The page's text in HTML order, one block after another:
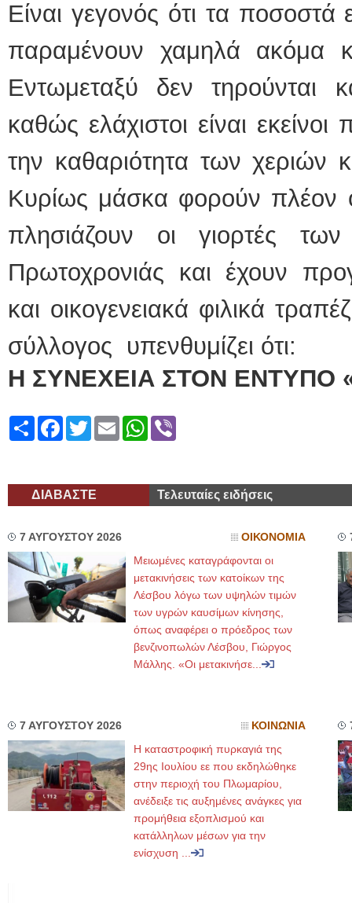
Είναι γεγονός ότι τα
παραμένουν χαμηλά ακόμα
Εντωμεταξύ δεν τηρούνται
καθώς ελάχιστοι είναι
την καθαριότητα των χεριών
Κυρίως μάσκα φορούν
πλησιάζουν οι γιορτές
Πρωτοχρονιάς και έχουν
και οικογενειακά φιλικά
σύλλογος υπενθυμίζει ότι:
Η ΣΥΝΕΧΕΙΑ ΣΤΟΝ ΕΝΤΥΠΟ
ShareFacebook
TwitterEmailWhatsApp
ΔΙΑΒΑΣΤΕ Τελευταίες ειδήσεις
7 ΑΥΓΟΥΣΤΟΥ 2026 ΟΙΚΟΝΟΜΙΑ
Μειωμένες καταγράφονται οι
μετακινήσεις των κατοίκων της
Λέσβου λόγω των υψηλών τιμών
των υγρών καυσίμων κίνησης,
όπως αναφέρει ο πρόεδρος των
βενζινοπωλών Λέσβου, Γιώργος
Μάλλης. «Οι μετακινήσε...
7 ΑΥΓΟΥΣΤΟΥ 2026 ΚΟΙΝΩΝΙΑ
Η καταστροφική πυρκαγιά της
29ης Ιουλίου εε που εκδηλώθηκε
στην περιοχή του Πλωμαρίου,
ανέδειξε τις αυξημένες ανάγκες για
προμήθεια εξοπλισμού και
κατάλληλων μέσων για την
ενίσχυση ...